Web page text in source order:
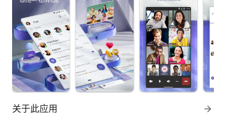
关于此应用 arrow_forward